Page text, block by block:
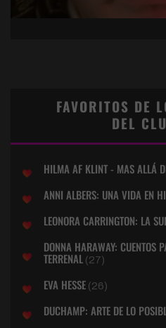
FAVORITOS DE
DEL
HILMA AF KLINT - MAS ALLÁ
ANNI ALBERS: UNA VIDA EN
LEONORA CARRINGTON: LA
DONNA HARAWAY: CUENTOS
TERRENAL (27)
EVA HESSE (26)
DUCHAMP: ARTE DE LO